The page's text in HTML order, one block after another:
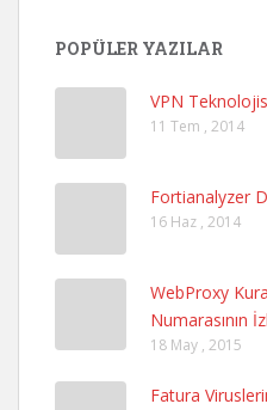
POPÜLER YAZILAR
VPN
11 Tem , 2014
Fortianalyzer
16 Haz , 2014
WebProxy
Numarasının
18 May , 2015
Fatura